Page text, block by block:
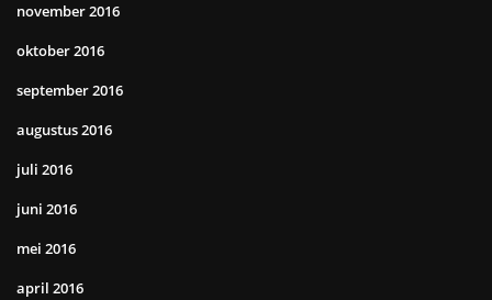
november 2016
oktober 2016
september 2016
augustus 2016
juli 2016
juni 2016
mei 2016
april 2016